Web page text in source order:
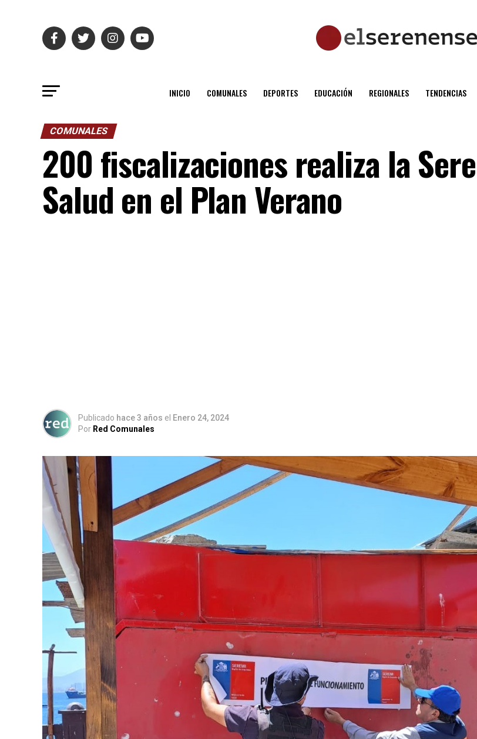
INICIO COMUNALES DEPORTES EDUCACIÓN REGIONALES TENDENCIAS
COMUNALES
200 fiscalizaciones realiza la
Salud en el Plan Verano
Publicado hace 3 años el Enero 24, 2024
Por Red Comunales